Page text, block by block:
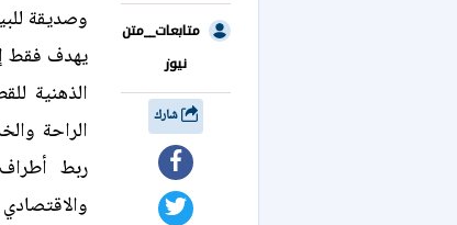
متابعات__متن
نيوز
وصديقة
يهدف فقط
الذهنية
الراحة
ربط